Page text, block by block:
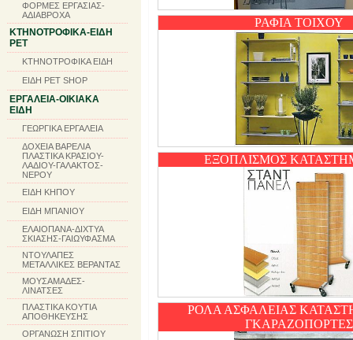
ΦΟΡΜΕΣ ΕΡΓΑΣΙΑΣ-
ΑΔΙΑΒΡΟΧΑ
ΚΤΗΝΟΤΡΟΦΙΚΑ-ΕΙΔΗ
PET
ΚΤΗΝΟΤΡΟΦΙΚΑ ΕΙΔΗ
ΕΙΔΗ PET SHOP
ΕΡΓΑΛΕΙΑ-ΟΙΚΙΑΚΑ
ΕΙΔΗ
ΓΕΩΡΓΙΚΑ ΕΡΓΑΛΕΙΑ
ΔΟΧΕΙΑ ΒΑΡΕΛΙΑ
ΠΛΑΣΤΙΚΑ ΚΡΑΣΙΟΥ-
ΛΑΔΙΟΥ-ΓΑΛΑΚΤΟΣ-
ΝΕΡΟΥ
ΕΙΔΗ ΚΗΠΟΥ
ΕΙΔΗ ΜΠΑΝΙΟΥ
ΕΛΑΙΟΠΑΝΑ-ΔΙΧΤΥΑ
ΣΚΙΑΣΗΣ-ΓΑΙΩΥΦΑΣΜΑ
ΝΤΟΥΛΑΠΕΣ
ΜΕΤΑΛΛΙΚΕΣ ΒΕΡΑΝΤΑΣ
ΜΟΥΣΑΜΑΔΕΣ-
ΛΙΝΑΤΣΕΣ
ΠΛΑΣΤΙΚΑ ΚΟΥΤΙΑ
ΑΠΟΘΗΚΕΥΣΗΣ
ΟΡΓΑΝΩΣΗ ΣΠΙΤΙΟΥ
ΡΑΦΙΑ ΤΟΙΧΟΥ
ΕΞΟΠΛΙΣΜΟΣ
ΡΟΛΑ ΑΣΦΑΛΕΙΑΣ
ΓΚΑΡΑΖΟΠΟΡΤΕΣ